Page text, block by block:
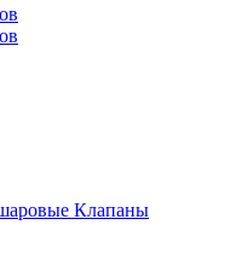
Клапаны